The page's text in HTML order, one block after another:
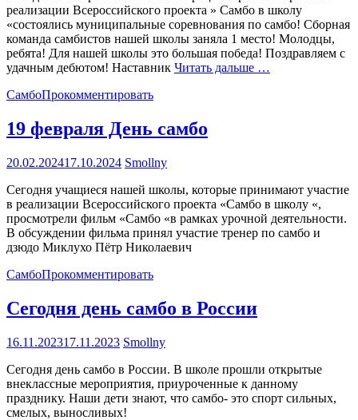
реализации Всероссийского проекта » Самбо в школу
«состоялись муниципальные соревнования по самбо! Сборная
команда самбистов нашей школы заняла 1 место! Молодцы,
ребята! Для нашей школы это большая победа! Поздравляем с
удачным дебютом! Наставник Читать дальше …
СамбоПрокомментировать
19 февраля День самбо
20.02.202417.10.2024 Smollny
Сегодня учащиеся нашей школы, которые принимают участие
в реализации Всероссийского проекта «Самбо в школу «,
просмотрели фильм «Самбо «в рамках урочной деятельности.
В обсуждении фильма принял участие тренер по самбо и
дзюдо Миклухо Пётр Николаевич
СамбоПрокомментировать
Сегодня день самбо в России
16.11.202317.11.2023 Smollny
Сегодня день самбо в России. В школе прошли открытые
внеклассные мероприятия, приуроченные к данному
празднику. Наши дети знают, что самбо- это спорт сильных,
смелых, выносливых!